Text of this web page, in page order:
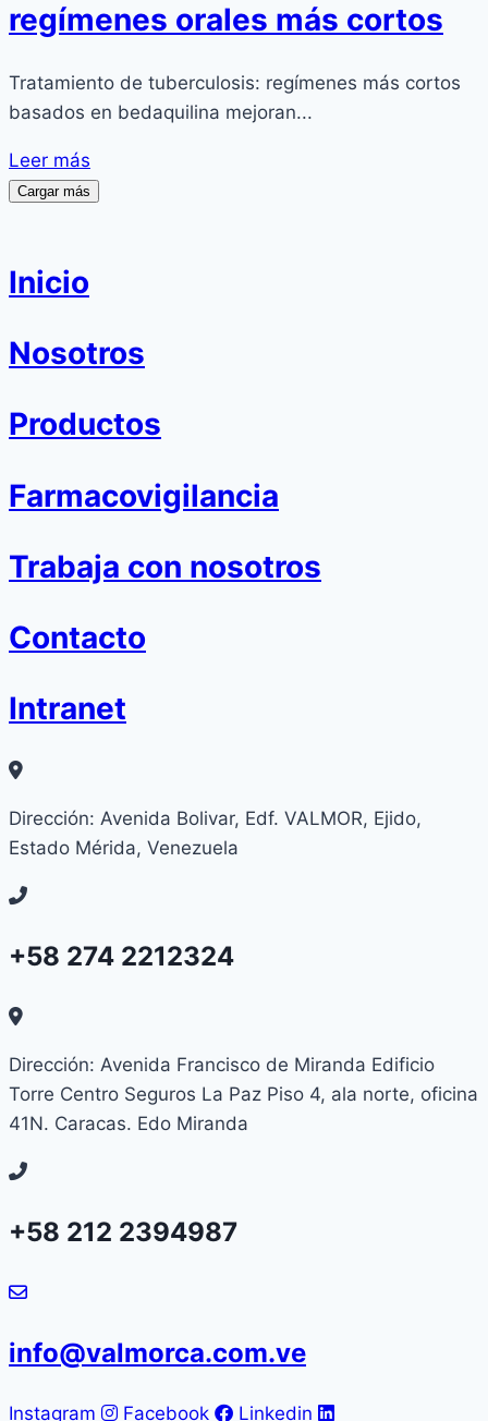
regímenes orales más cortos
Tratamiento de tuberculosis: regímenes más cortos
basados en bedaquilina mejoran...
Leer más
Cargar más
Inicio
Nosotros
Productos
Farmacovigilancia
Trabaja con nosotros
Contacto
Intranet
Dirección: Avenida Bolivar, Edf. VALMOR, Ejido,
Estado Mérida, Venezuela
+58 274 2212324
Dirección: Avenida Francisco de Miranda Edificio
Torre Centro Seguros La Paz Piso 4, ala norte, oficina
41N. Caracas. Edo Miranda
+58 212 2394987
info@valmorca.com.ve
Instagram Facebook Linkedin